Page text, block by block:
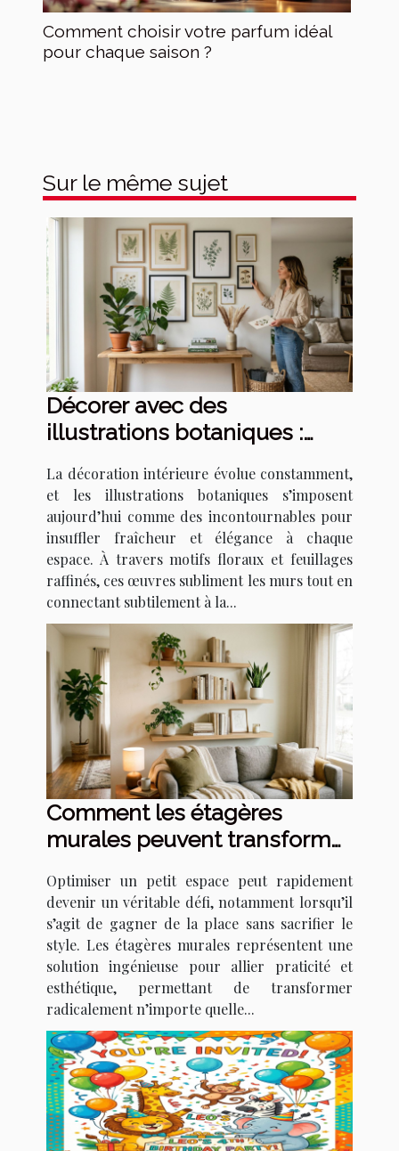
Comment choisir votre parfum idéal
pour chaque saison ?
Sur le même sujet
Décorer avec des
illustrations botaniques :
La décoration intérieure évolue constamment,
et les illustrations botaniques s’imposent
aujourd’hui comme des incontournables pour
insuffler fraîcheur et élégance à chaque
espace. À travers motifs floraux et feuillages
raffinés, ces œuvres subliment les murs tout en
connectant subtilement à la...
Comment les étagères
murales peuvent transformer
Optimiser un petit espace peut rapidement
devenir un véritable défi, notamment lorsqu’il
s’agit de gagner de la place sans sacrifier le
style. Les étagères murales représentent une
solution ingénieuse pour allier praticité et
esthétique, permettant de transformer
radicalement n’importe quelle...